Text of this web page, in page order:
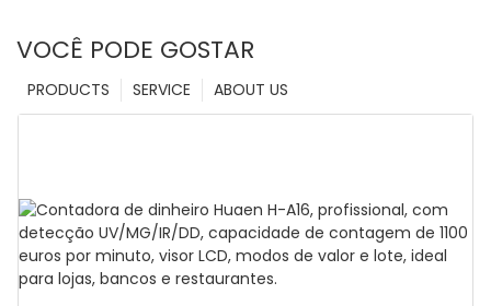
VOCÊ PODE GOSTAR
ABOUT US
SERVICE
PRODUCTS